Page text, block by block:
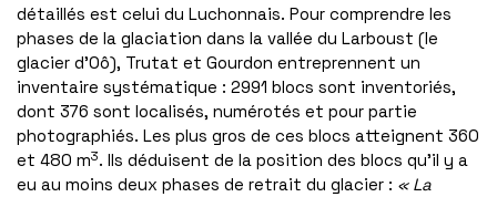
détaillés est celui du Luchonnais. Pour comprendre les
phases de la glaciation dans la vallée du Larboust (le
glacier d’Oô), Trutat et Gourdon entreprennent un
inventaire systématique : 2991 blocs sont inventoriés,
dont 376 sont localisés, numérotés et pour partie
photographiés. Les plus gros de ces blocs atteignent 360
et 480 m3. Ils déduisent de la position des blocs qu’il y a
eu au moins deux phases de retrait du glacier : « La